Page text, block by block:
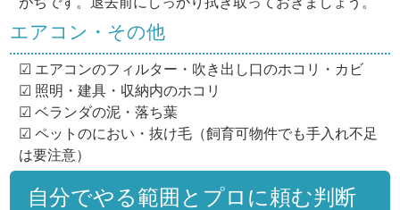
エアコン・その他
☑ エアコンのフィルター・吹き出し口のホコリ・カビ
☑ 照明・建具・収納内のホコリ
☑ ベランダの泥・落ち葉
☑ ペットのにおい・抜け毛（飼育可物件でも手入れ不足
は要注意）
自分でやる範囲とプロに頼む判断